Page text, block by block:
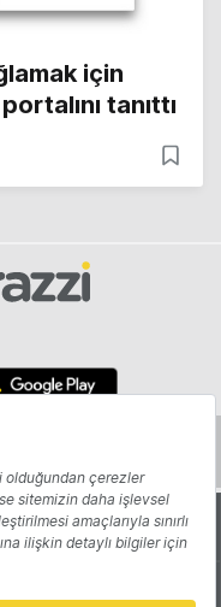
için
tanıttı
Yazarlar
Reklam